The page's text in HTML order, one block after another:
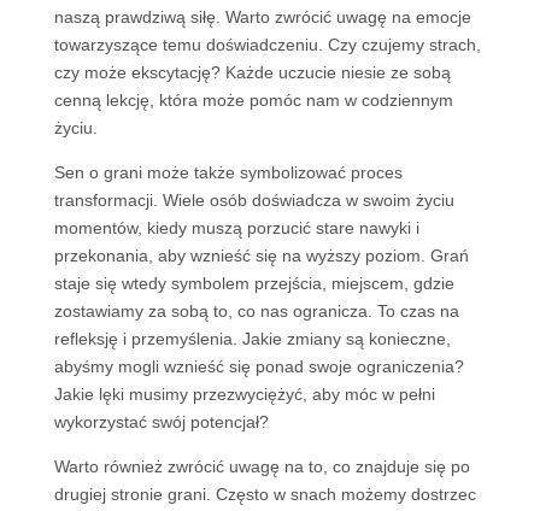
naszą prawdziwą siłę. Warto zwrócić uwagę na emocje
towarzyszące temu doświadczeniu. Czy czujemy strach,
czy może ekscytację? Każde uczucie niesie ze sobą
cenną lekcję, która może pomóc nam w codziennym
życiu.
Sen o grani może także symbolizować proces
transformacji. Wiele osób doświadcza w swoim życiu
momentów, kiedy muszą porzucić stare nawyki i
przekonania, aby wznieść się na wyższy poziom. Grań
staje się wtedy symbolem przejścia, miejscem, gdzie
zostawiamy za sobą to, co nas ogranicza. To czas na
refleksję i przemyślenia. Jakie zmiany są konieczne,
abyśmy mogli wznieść się ponad swoje ograniczenia?
Jakie lęki musimy przezwyciężyć, aby móc w pełni
wykorzystać swój potencjał?
Warto również zwrócić uwagę na to, co znajduje się po
drugiej stronie grani. Często w snach możemy dostrzec